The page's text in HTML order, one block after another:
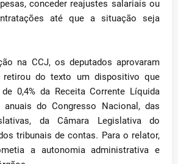
conceder reajustes salariais ou
até que a situação seja
na CCJ, os deputados aprovaram
retirou do texto um dispositivo que
0,4% da Receita Corrente Líquida
anuais do Congresso Nacional, das
da Câmara Legislativa do
tribunais de contas. Para o relator,
a autonomia administrativa e